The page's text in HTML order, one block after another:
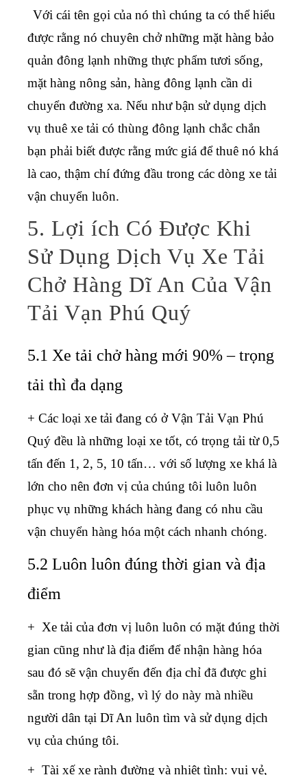
Với cái tên gọi của nó thì chúng ta có thể hiểu
được rằng nó chuyên chở những mặt hàng bảo
quản đông lạnh những thực phẩm tươi sống,
mặt hàng nông sản, hàng đông lạnh cần di
chuyển đường xa. Nếu như bận sử dụng dịch
vụ thuê xe tải có thùng đông lạnh chắc chắn
bạn phải biết được rằng mức giá để thuê nó khá
là cao, thậm chí đứng đầu trong các dòng xe tải
vận chuyển luôn.
5. Lợi ích Có Được Khi
Sử Dụng Dịch Vụ Xe Tải
Chở Hàng Dĩ An Của Vận
Tải Vạn Phú Quý
5.1 Xe tải chở hàng mới 90% – trọng
tải thì đa dạng
+ Các loại xe tải đang có ở Vận Tải Vạn Phú
Quý đều là những loại xe tốt, có trọng tải từ 0,5
tấn đến 1, 2, 5, 10 tấn… với số lượng xe khá là
lớn cho nên đơn vị của chúng tôi luôn luôn
phục vụ những khách hàng đang có nhu cầu
vận chuyển hàng hóa một cách nhanh chóng.
5.2 Luôn luôn đúng thời gian và địa
điểm
+ Xe tải của đơn vị luôn luôn có mặt đúng thời
gian cũng như là địa điểm để nhận hàng hóa
sau đó sẽ vận chuyển đến địa chỉ đã được ghi
sẵn trong hợp đồng, vì lý do này mà nhiều
người dân tại Dĩ An luôn tìm và sử dụng dịch
vụ của chúng tôi.
+ Tài xế xe rành đường và nhiệt tình: vui vẻ,